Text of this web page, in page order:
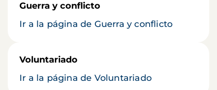
Guerra y conflicto
Ir a la página de Guerra y conflicto
Voluntariado
Ir a la página de Voluntariado